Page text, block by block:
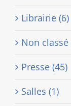
Librairie (6)
Non classé
Presse (45)
Salles (1)